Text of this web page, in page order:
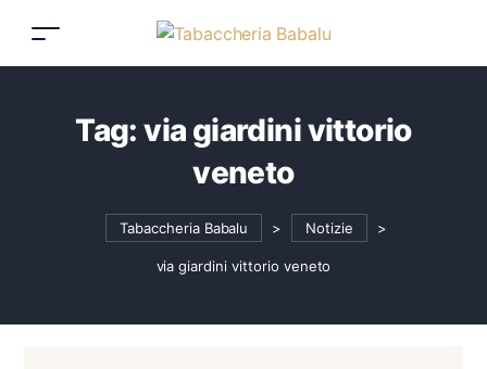
Tag:via giardini vittorio
veneto
Tabaccheria Babalu > Notizie >
via giardini vittorio veneto